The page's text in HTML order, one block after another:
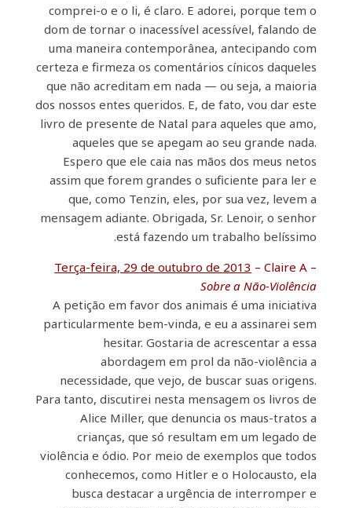
comprei-o e o li, é claro. E adorei, porque tem o
dom de tornar o inacessível acessível, falando de
uma maneira contemporânea, antecipando com
certeza e firmeza os comentários cínicos daqueles
que não acreditam em nada — ou seja, a maioria
dos nossos entes queridos. E, de fato, vou dar este
livro de presente de Natal para aqueles que amo,
aqueles que se apegam ao seu grande nada.
Espero que ele caia nas mãos dos meus netos
assim que forem grandes o suficiente para ler e
que, como Tenzin, eles, por sua vez, levem a
mensagem adiante. Obrigada, Sr. Lenoir, o senhor
está fazendo um trabalho belíssimo.
Terça-feira, 29 de outubro de 2013 – Claire A –
Sobre a Não-Violência
A petição em favor dos animais é uma iniciativa
particularmente bem-vinda, e eu a assinarei sem
hesitar. Gostaria de acrescentar a essa
abordagem em prol da não-violência a
necessidade, que vejo, de buscar suas origens.
Para tanto, discutirei nesta mensagem os livros de
Alice Miller, que denuncia os maus-tratos a
crianças, que só resultam em um legado de
violência e ódio. Por meio de exemplos que todos
conhecemos, como Hitler e o Holocausto, ela
busca destacar a urgência de interromper e